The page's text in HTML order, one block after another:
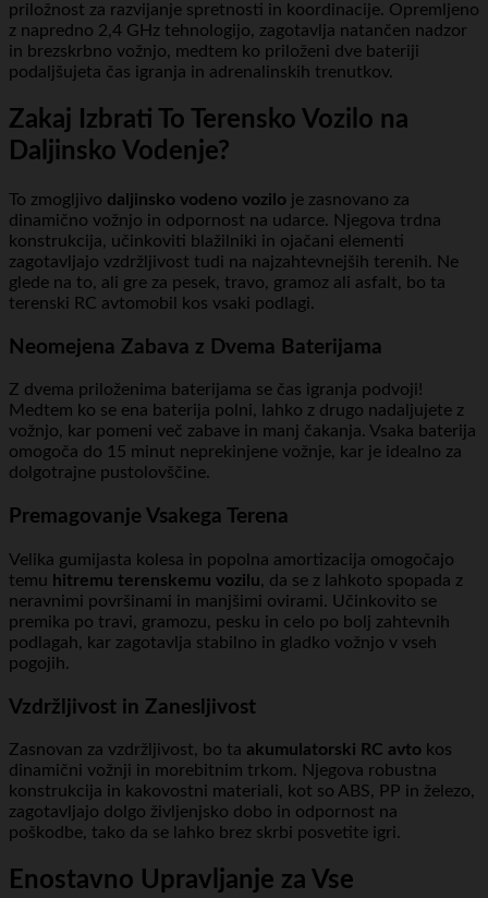
priložnost za razvijanje spretnosti in koordinacije. Opremljeno
z napredno 2,4 GHz tehnologijo, zagotavlja natančen nadzor
in brezskrbno vožnjo, medtem ko priloženi dve bateriji
podaljšujeta čas igranja in adrenalinskih trenutkov.
Zakaj Izbrati To Terensko Vozilo na
Daljinsko Vodenje?
To zmogljivo daljinsko vodeno vozilo je zasnovano za
dinamično vožnjo in odpornost na udarce. Njegova trdna
konstrukcija, učinkoviti blažilniki in ojačani elementi
zagotavljajo vzdržljivost tudi na najzahtevnejših terenih. Ne
glede na to, ali gre za pesek, travo, gramoz ali asfalt, bo ta
terenski RC avtomobil kos vsaki podlagi.
Neomejena Zabava z Dvema Baterijama
Z dvema priloženima baterijama se čas igranja podvoji!
Medtem ko se ena baterija polni, lahko z drugo nadaljujete z
vožnjo, kar pomeni več zabave in manj čakanja. Vsaka baterija
omogoča do 15 minut neprekinjene vožnje, kar je idealno za
dolgotrajne pustolovščine.
Premagovanje Vsakega Terena
Velika gumijasta kolesa in popolna amortizacija omogočajo
temu hitremu terenskemu vozilu, da se z lahkoto spopada z
neravnimi površinami in manjšimi ovirami. Učinkovito se
premika po travi, gramozu, pesku in celo po bolj zahtevnih
podlagah, kar zagotavlja stabilno in gladko vožnjo v vseh
pogojih.
Vzdržljivost in Zanesljivost
Zasnovan za vzdržljivost, bo ta akumulatorski RC avto kos
dinamični vožnji in morebitnim trkom. Njegova robustna
konstrukcija in kakovostni materiali, kot so ABS, PP in železo,
zagotavljajo dolgo življenjsko dobo in odpornost na
poškodbe, tako da se lahko brez skrbi posvetite igri.
Enostavno Upravljanje za Vse